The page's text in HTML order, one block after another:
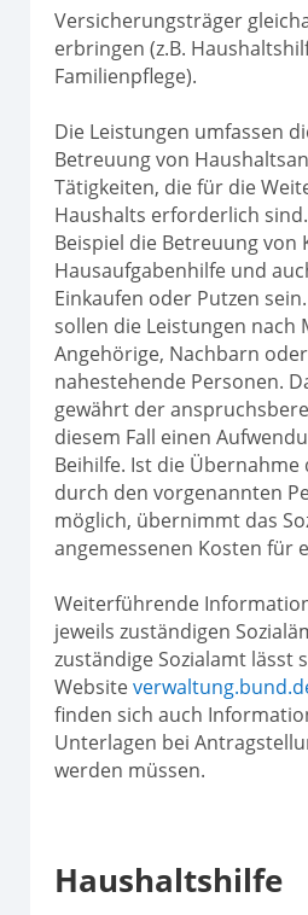
Versicherungsträger
erbringen (z.B.
Familienpflege).
Die Leistungen umfassen
Betreuung von
Tätigkeiten, die für die
Haushalts erforderlich
Beispiel die Betreuung von
Hausaufgabenhilfe und
Einkaufen oder Putzen
sollen die Leistungen nach
Angehörige, Nachbarn
nahestehende Personen.
gewährt der
diesem Fall einen
Beihilfe. Ist die Übernahme
durch den vorgenannten
möglich, übernimmt das
angemessenen Kosten für
Weiterführende
jeweils zuständigen
zuständige Sozialamt lässt
Website
finden sich auch
Unterlagen bei
werden müssen.
Haushaltshilfe